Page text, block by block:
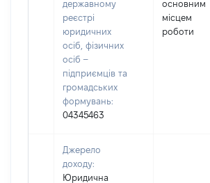
державному
реєстрі
юридичних
осіб, фізичних
осіб –
підприємців та
громадських
формувань:
04345463
основним
місцем
роботи
Джерело
доходу:
Юридична